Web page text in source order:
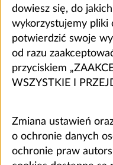
dowiesz się, do
wykorzystujemy pliki
potwierdzić swoje
od razu
przyciskiem
WSZYSTKIE I
Zmiana ustawień
o ochronie danych
ochronie praw